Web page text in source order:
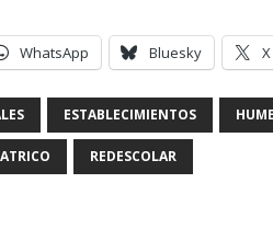
WhatsApp Bluesky X
ESTABLECIMIENTOS
REDESCOLAR